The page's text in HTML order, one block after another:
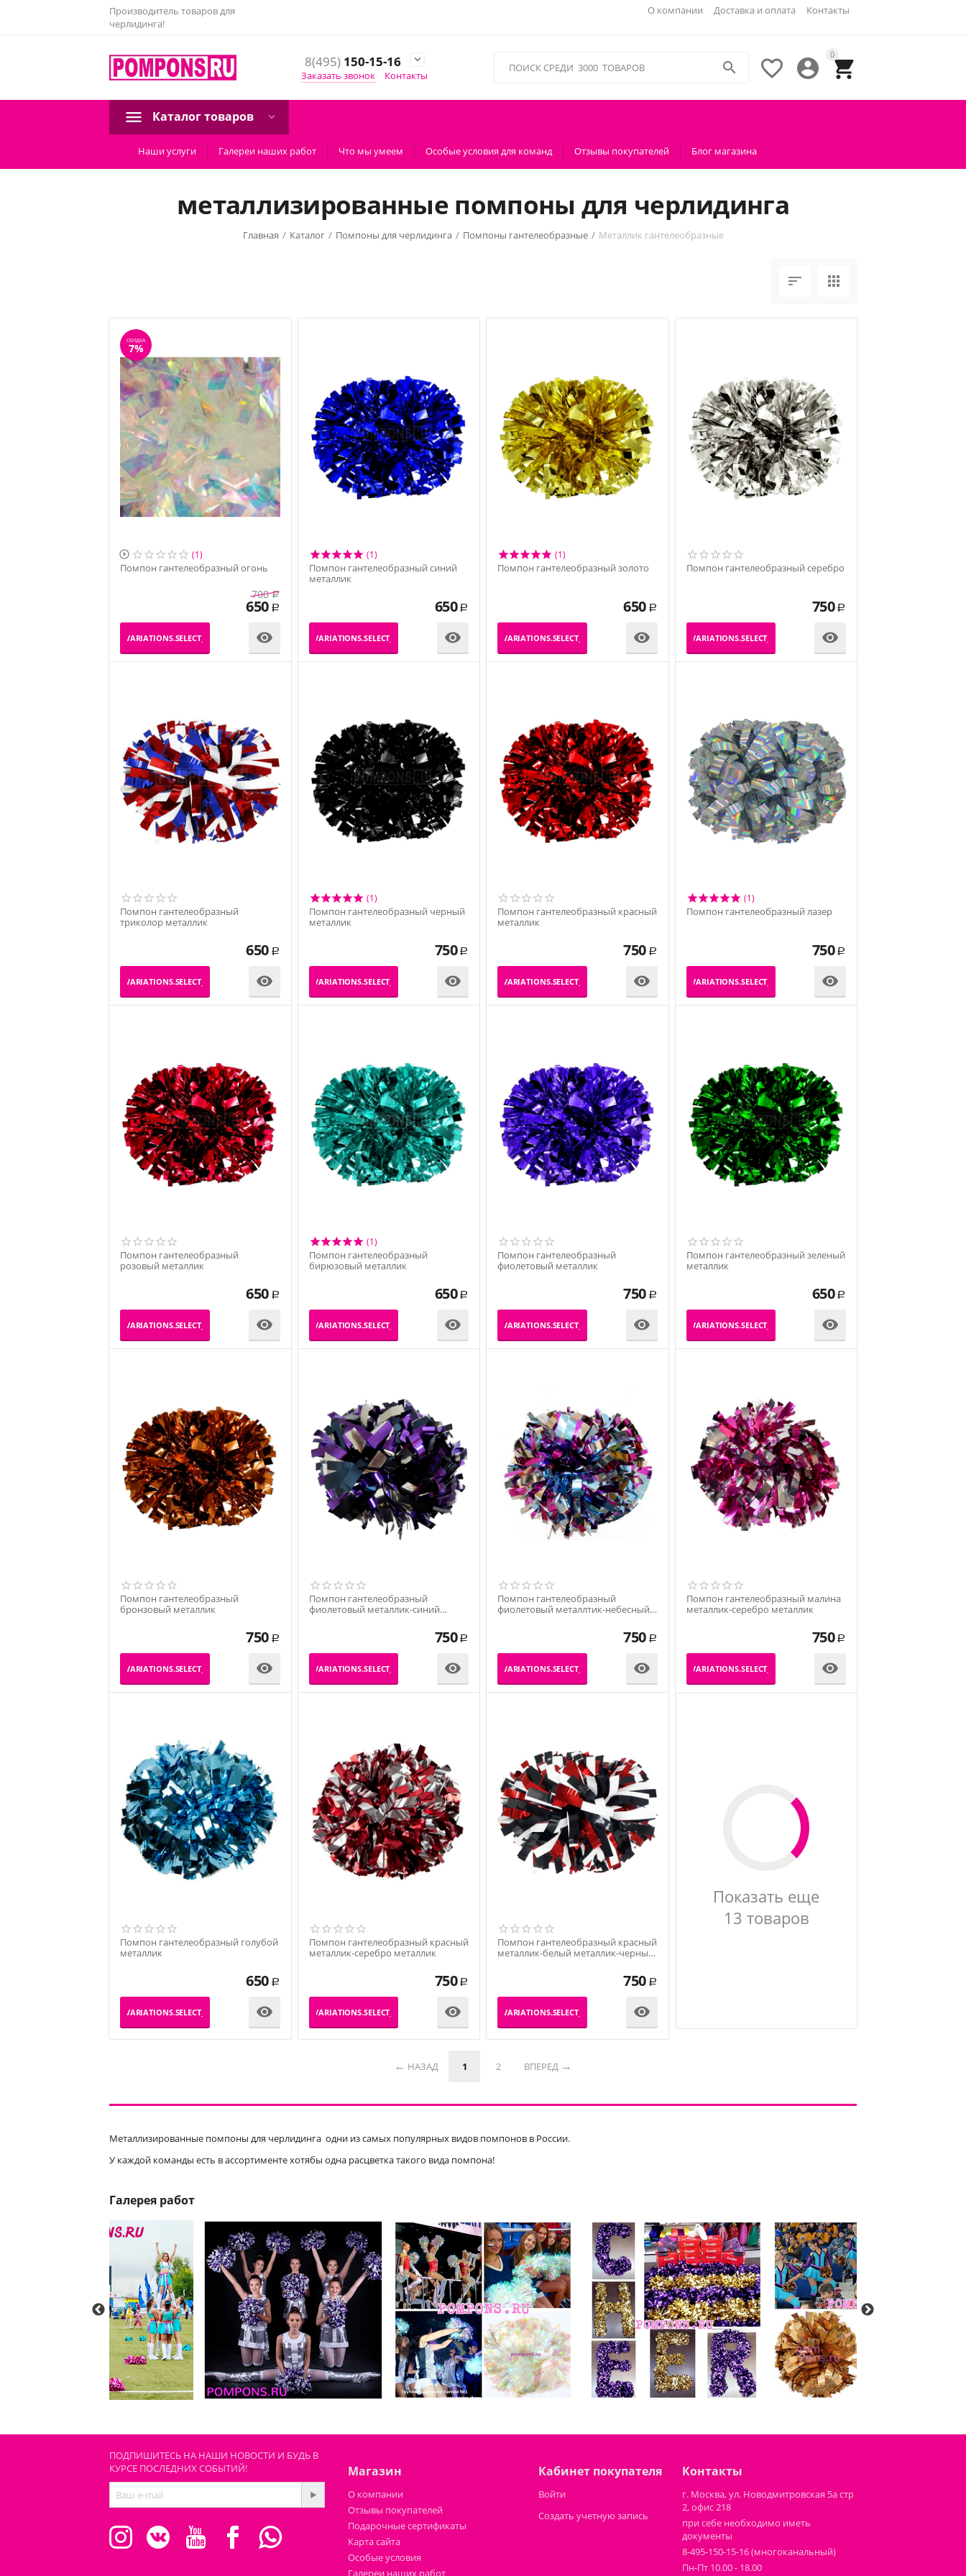
Производитель товаров для
черлидинга!
О компании Доставка и оплата Контакты
8(495)150-15-16

Заказать звонок
Контакты
0




Каталог товаров
Наши услуги Галереи наших работ Что мы умеем Особые условия для команд Отзывы покупателей Блог магазина
металлизированные помпоны для черлидинга
Главная / Каталог / Помпоны для черлидинга / Помпоны гантелеобразные / Металлик гантелеобразные
 
СКИДКА
7%
 (1)
Помпон гантелеобразный огонь
700 Р
650 Р
_PRODUCT_VARIATIONS.SELECT_VARIATION 
(1)
Помпон гантелеобразный синий
металлик
650 Р
_PRODUCT_VARIATIONS.SELECT_VARIATION 
(1)
Помпон гантелеобразный золото
650 Р
_PRODUCT_VARIATIONS.SELECT_VARIATION 
Помпон гантелеобразный серебро
750 Р
_PRODUCT_VARIATIONS.SELECT_VARIATION 
Помпон гантелеобразный
триколор металлик
650 Р
_PRODUCT_VARIATIONS.SELECT_VARIATION 
(1)
Помпон гантелеобразный черный
металлик
750 Р
_PRODUCT_VARIATIONS.SELECT_VARIATION 
Помпон гантелеобразный красный
металлик
750 Р
_PRODUCT_VARIATIONS.SELECT_VARIATION 
(1)
Помпон гантелеобразный лазер
750 Р
_PRODUCT_VARIATIONS.SELECT_VARIATION 
Помпон гантелеобразный
розовый металлик
650 Р
_PRODUCT_VARIATIONS.SELECT_VARIATION 
(1)
Помпон гантелеобразный
бирюзовый металлик
650 Р
_PRODUCT_VARIATIONS.SELECT_VARIATION 
Помпон гантелеобразный
фиолетовый металлик
750 Р
_PRODUCT_VARIATIONS.SELECT_VARIATION 
Помпон гантелеобразный зеленый
металлик
650 Р
_PRODUCT_VARIATIONS.SELECT_VARIATION 
Помпон гантелеобразный
бронзовый металлик
750 Р
_PRODUCT_VARIATIONS.SELECT_VARIATION 
Помпон гантелеобразный
фиолетовый металлик-синий
750 Р
_PRODUCT_VARIATIONS.SELECT_VARIATION 
Помпон гантелеобразный
фиолетовый металлтик-небесный
750 Р
_PRODUCT_VARIATIONS.SELECT_VARIATION 
Помпон гантелеобразный малина
металлик-серебро металлик
750 Р
_PRODUCT_VARIATIONS.SELECT_VARIATION 
Помпон гантелеобразный голубой
металлик
650 Р
_PRODUCT_VARIATIONS.SELECT_VARIATION 
Помпон гантелеобразный красный
металлик-серебро металлик
750 Р
_PRODUCT_VARIATIONS.SELECT_VARIATION 
Помпон гантелеобразный красный
металлик-белый металлик-черный
750 Р
_PRODUCT_VARIATIONS.SELECT_VARIATION 
Показать еще
13 товаров
НАЗАД 1 2 ВПЕРЕД
Металлизированные помпоны для черлидинга одни из самых популярных видов помпонов в России.
У каждой команды есть в ассортименте хотябы одна расцветка такого вида помпона!
Галерея работ
ПОДПИШИТЕСЬ НА НАШИ НОВОСТИ И БУДЬ В
КУРСЕ ПОСЛЕДНИХ СОБЫТИЙ!
Магазин
О компании
Отзывы покупателей
Подарочные сертификаты
Карта сайта
Особые условия
Галереи наших работ
Кабинет покупателя
Войти
Создать учетную запись
Контакты
г. Москва, ул. Новодмитровская 5а стр
2, офис 218
при себе необходимо иметь
документы
8-495-150-15-16 (многоканальный)
Пн-Пт 10.00 - 18.00